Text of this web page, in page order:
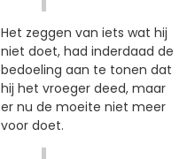
Het zeggen van iets wat hij
niet doet, had inderdaad de
bedoeling aan te tonen dat
hij het vroeger deed, maar
er nu de moeite niet meer
voor doet.